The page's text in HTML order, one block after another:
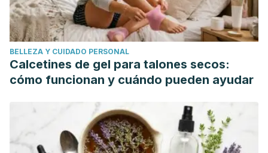
BELLEZA Y CUIDADO PERSONAL
Calcetines de gel para talones secos:
cómo funcionan y cuándo pueden ayudar